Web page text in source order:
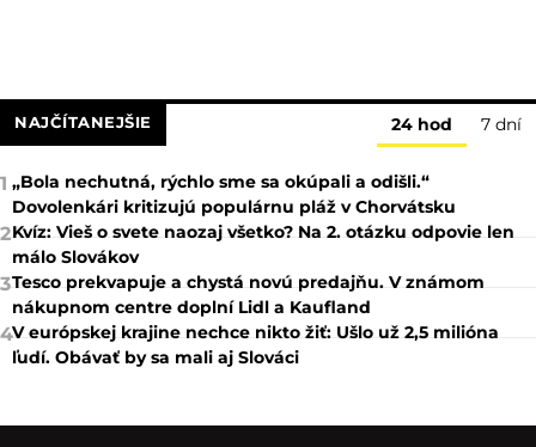
NAJČÍTANEJŠIE 24 hod 7 dní
1 „Bola nechutná, rýchlo sme sa okúpali a odišli.“
Dovolenkári kritizujú populárnu pláž v Chorvátsku
2Kvíz: Vieš o svete naozaj všetko? Na 2. otázku odpovie len
málo Slovákov
3Tesco prekvapuje a chystá novú predajňu. V známom
nákupnom centre doplní Lidl a Kaufland
4V európskej krajine nechce nikto žiť: Ušlo už 2,5 milióna
ľudí. Obávať by sa mali aj Slováci